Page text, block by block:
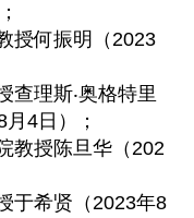
授何振明（2023
查理斯‧奥格特里
4日）；
教授陈旦华（202
于希贤（2023年8